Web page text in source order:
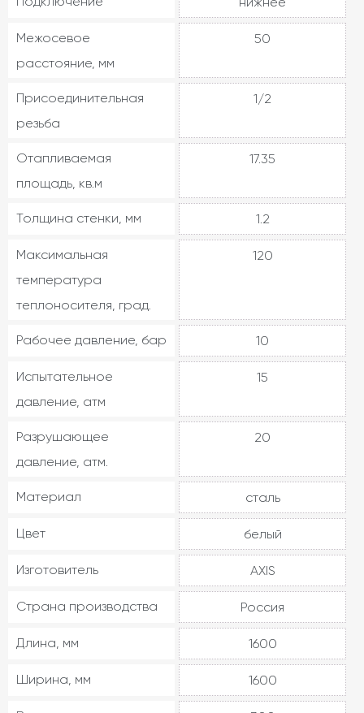
Межосевое
расстояние, мм
50
Присоединительная
резьба
1/2
Отапливаемая
площадь, кв.м
17.35
Толщина стенки, мм 1.2
Максимальная
температура
теплоносителя, град.
120
Рабочее давление, бар 10
Испытательное
давление, атм
15
Разрушающее
давление, атм.
20
Материал сталь
Цвет белый
Изготовитель AXIS
Страна производства Россия
Длина, мм 1600
Ширина, мм 1600